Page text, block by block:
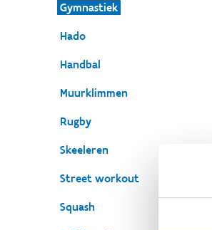
Gymnastiek
Hado
Handbal
Muurklimmen
Rugby
Skeeleren
Street workout
Squash